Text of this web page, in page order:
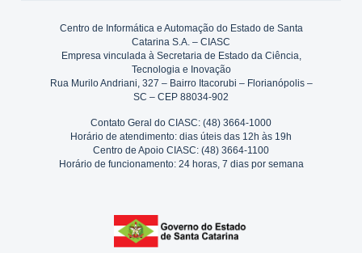
Centro de Informática e Automação do Estado de Santa
Catarina S.A. – CIASC
Empresa vinculada à Secretaria de Estado da Ciência,
Tecnologia e Inovação
Rua Murilo Andriani, 327 – Bairro Itacorubi – Florianópolis –
SC – CEP 88034-902
Contato Geral do CIASC: (48) 3664-1000
Horário de atendimento: dias úteis das 12h às 19h
Centro de Apoio CIASC: (48) 3664-1100
Horário de funcionamento: 24 horas, 7 dias por semana